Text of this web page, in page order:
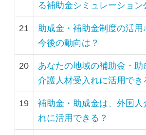
る補助金シミュレーション
21
助成金・補助金制度の活用
今後の動向は？
20
あなたの地域の補助金・助
介護人材受入れに活用でき
19
補助金・助成金は、外国人
れに活用できる？